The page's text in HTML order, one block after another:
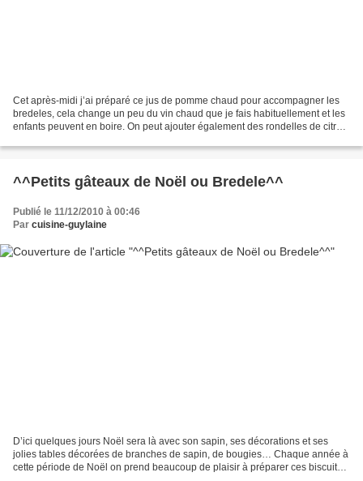
Cet après-midi j’ai préparé ce jus de pomme chaud pour accompagner les
bredeles, cela change un peu du vin chaud que je fais habituellement et les
enfants peuvent en boire. On peut ajouter également des rondelles de citron
^^Petits gâteaux de Noël ou Bredele^^
Publié le 11/12/2010 à 00:46
Par cuisine-guylaine
D’ici quelques jours Noël sera là avec son sapin, ses décorations et ses
jolies tables décorées de branches de sapin, de bougies… Chaque année à
cette période de Noël on prend beaucoup de plaisir à préparer ces biscuits